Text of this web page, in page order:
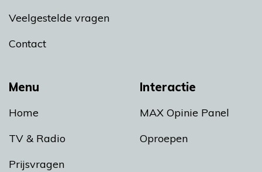
Menu
Home
TV & Radio
Prijsvragen
Interactie
MAX Opinie Panel
Oproepen
Veelgestelde vragen
Contact